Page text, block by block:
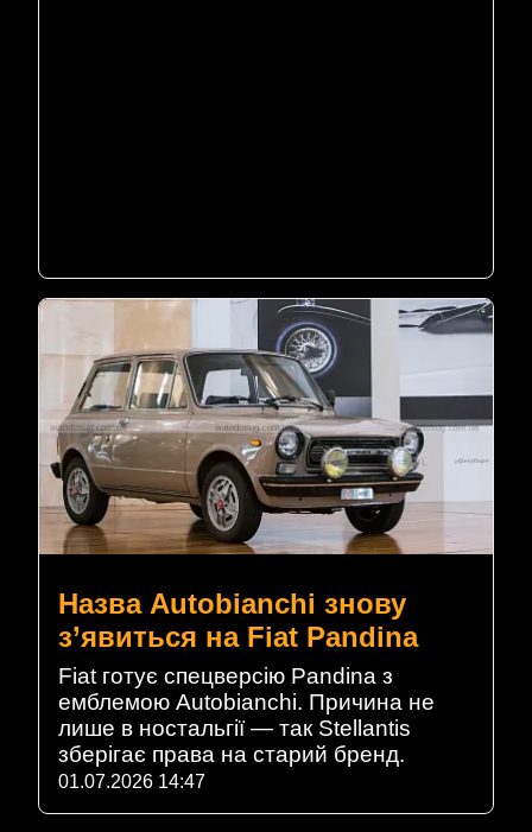
Назва Autobianchi знову
з’явиться на Fiat Pandina
Fiat готує спецверсію Pandina з
емблемою Autobianchi. Причина не
лише в ностальгії — так Stellantis
зберігає права на старий бренд.
01.07.2026 14:47